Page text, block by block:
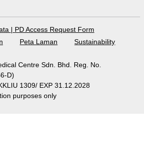
| PD Access Request Form
Peta Laman Sustainability
Centre Sdn. Bhd. Reg. No.
D)
1309/ EXP 31.12.2028
purposes only